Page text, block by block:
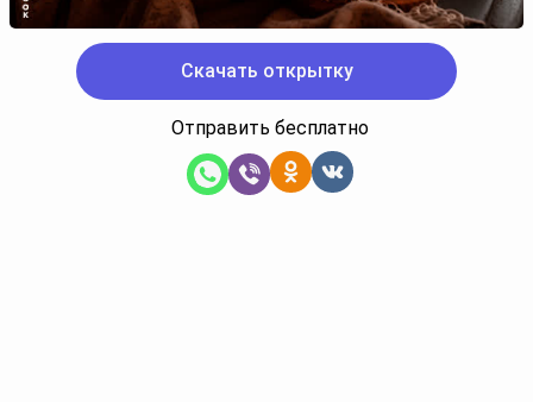
Скачать открытку
Отправить бесплатно